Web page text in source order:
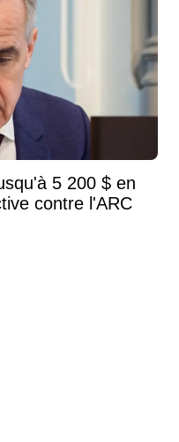
5 200 $ en
contre l'ARC